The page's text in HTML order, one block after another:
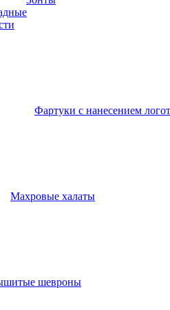
Фартуки с нанесением
Махровые халаты
шевроны